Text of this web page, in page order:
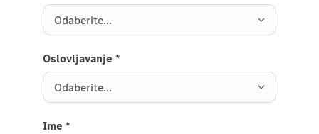
Odaberite...
Oslovljavanje *
Odaberite...
Ime *